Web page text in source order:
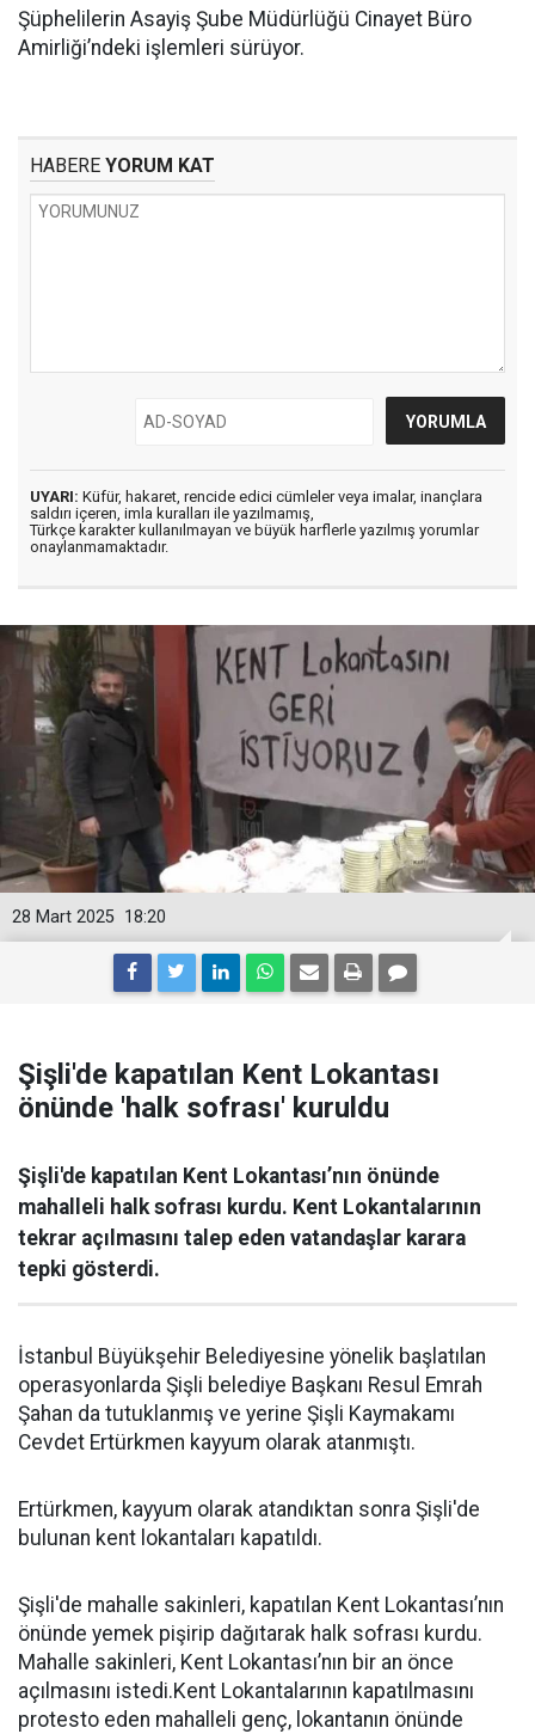
Şüphelilerin Asayiş Şube Müdürlüğü Cinayet Büro
Amirliği’ndeki işlemleri sürüyor.
HABERE YORUM KAT
UYARI: Küfür, hakaret, rencide edici cümleler veya imalar, inançlara
saldırı içeren, imla kuralları ile yazılmamış,
Türkçe karakter kullanılmayan ve büyük harflerle yazılmış yorumlar
onaylanmamaktadır.
18:20
28 Mart 2025
Şişli'de kapatılan Kent Lokantası
önünde 'halk sofrası' kuruldu
Şişli'de kapatılan Kent Lokantası’nın önünde
mahalleli halk sofrası kurdu. Kent Lokantalarının
tekrar açılmasını talep eden vatandaşlar karara
tepki gösterdi.
İstanbul Büyükşehir Belediyesine yönelik başlatılan
operasyonlarda Şişli belediye Başkanı Resul Emrah
Şahan da tutuklanmış ve yerine Şişli Kaymakamı
Cevdet Ertürkmen kayyum olarak atanmıştı.
Ertürkmen, kayyum olarak atandıktan sonra Şişli'de
bulunan kent lokantaları kapatıldı.
Şişli'de mahalle sakinleri, kapatılan Kent Lokantası’nın
önünde yemek pişirip dağıtarak halk sofrası kurdu.
Mahalle sakinleri, Kent Lokantası’nın bir an önce
açılmasını istedi.Kent Lokantalarının kapatılmasını
protesto eden mahalleli genç, lokantanın önünde